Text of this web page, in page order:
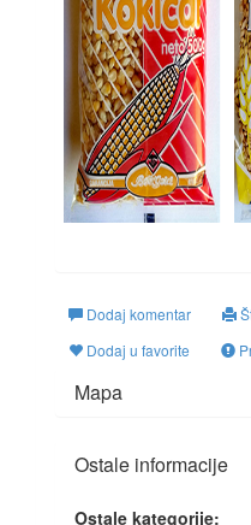
Dodaj komentar
Dodaj u favorite
Mapa
Ostale informacije
Ostale kategorije: